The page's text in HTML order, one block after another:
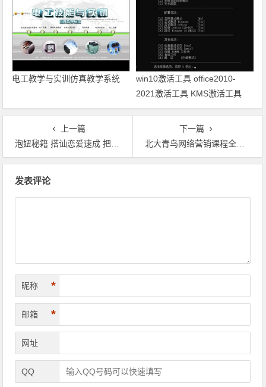
电工教学与实训仿真教学系统
win10激活工具 office2010-
2021激活工具 KMS激活工具
上一篇
泡妞秘籍 搭讪恋爱速成 把妹话术 泡妞大全
下一篇
北大青鸟网络营销课程全套4个单元完整版
发表评论
昵称 *
邮箱 *
网址
QQ